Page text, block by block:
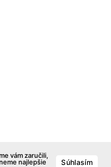
vám zaručili,
najlepšie
Súhlasím